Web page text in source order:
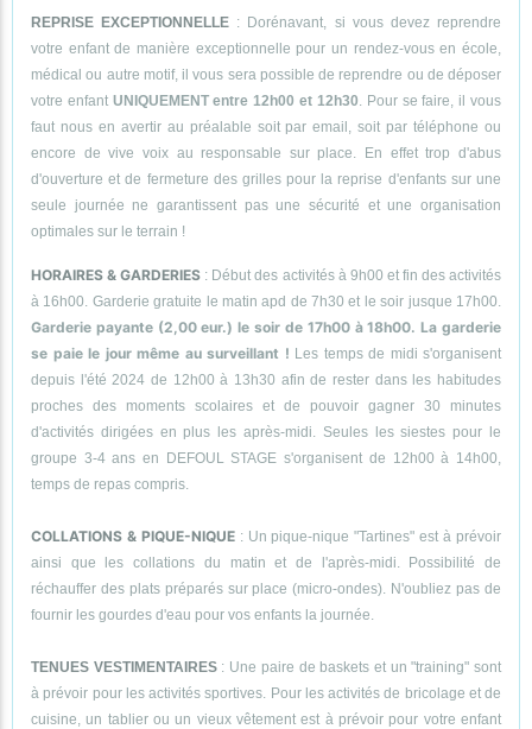
REPRISE EXCEPTIONNELLE : Dorénavant, si vous devez reprendre
votre enfant de manière exceptionnelle pour un rendez-vous en école,
médical ou autre motif, il vous sera possible de reprendre ou de déposer
votre enfant UNIQUEMENT entre 12h00 et 12h30. Pour se faire, il vous
faut nous en avertir au préalable soit par email, soit par téléphone ou
encore de vive voix au responsable sur place. En effet trop d'abus
d'ouverture et de fermeture des grilles pour la reprise d'enfants sur une
seule journée ne garantissent pas une sécurité et une organisation
optimales sur le terrain !
HORAIRES & GARDERIES : Début des activités à 9h00 et fin des activités
à 16h00. Garderie gratuite le matin apd de 7h30 et le soir jusque 17h00.
Garderie payante (2,00 eur.) le soir de 17h00 à 18h00. La garderie
se paie le jour même au surveillant ! Les temps de midi s'organisent
depuis l'été 2024 de 12h00 à 13h30 afin de rester dans les habitudes
proches des moments scolaires et de pouvoir gagner 30 minutes
d'activités dirigées en plus les après-midi. Seules les siestes pour le
groupe 3-4 ans en DEFOUL STAGE s'organisent de 12h00 à 14h00,
temps de repas compris.
COLLATIONS & PIQUE-NIQUE: Un pique-nique "Tartines" est à prévoir
ainsi que les collations du matin et de l'après-midi. Possibilité de
réchauffer des plats préparés sur place (micro-ondes). N'oubliez pas de
fournir les gourdes d'eau pour vos enfants la journée.
TENUES VESTIMENTAIRES: Une paire de baskets et un "training" sont
à prévoir pour les activités sportives. Pour les activités de bricolage et de
cuisine, un tablier ou un vieux vêtement est à prévoir pour votre enfant